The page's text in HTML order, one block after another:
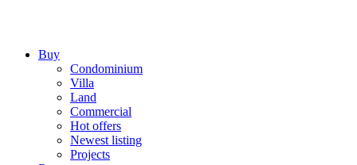
Buy
Condominium
Villa
Land
Commercial
Hot offers
Newest listing
Projects